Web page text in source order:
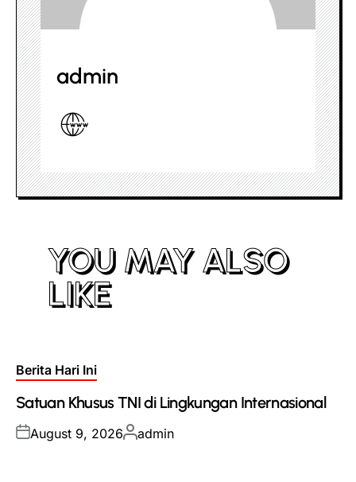
admin
YOU MAY ALSO
LIKE
Posted
Berita Hari Ini
Satuan Khusus TNI di Lingkungan Internasional
Posted
August 9, 2026Posted
admin